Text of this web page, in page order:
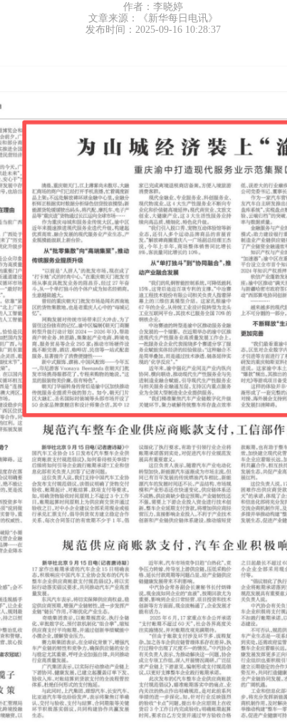
作者：李晓婷
文章来源：《新华每日电讯》
发布时间：2025-09-16 10:28:37